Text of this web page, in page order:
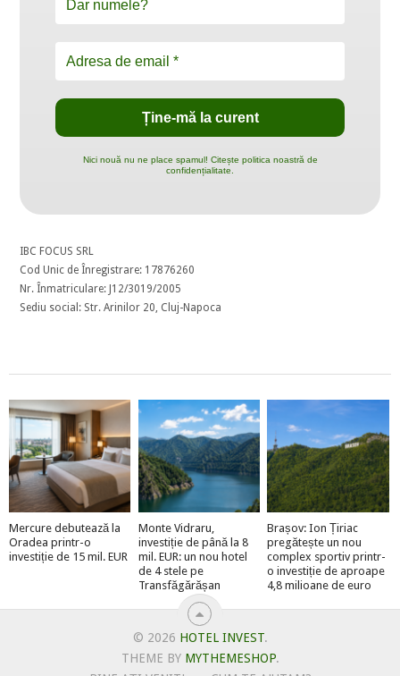
Nici nouă nu ne place spamul! Citește politica noastră de
confidențialitate.
IBC FOCUS SRL
Cod Unic de Înregistrare: 17876260
Nr. Înmatriculare: J12/3019/2005
Sediu social: Str. Arinilor 20, Cluj-Napoca
Mercure debutează la
Oradea printr-o
investiție de 15 mil. EUR
Monte Vidraru,
investiție de până la 8
mil. EUR: un nou hotel
de 4 stele pe
Transfăgărășan
Brașov: Ion Țiriac
pregătește un nou
complex sportiv printr-
o investiție de aproape
4,8 milioane de euro
© 2026 HOTEL INVEST.
THEME BY MYTHEMESHOP.